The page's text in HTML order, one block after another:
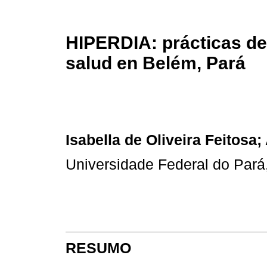
HIPERDIA: prácticas
salud en Belém, Pará
Isabella de Oliveira Feitosa;
Universidade Federal do
RESUMO